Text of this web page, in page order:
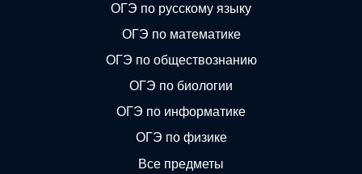
ОГЭ по русскому языку
ОГЭ по математике
ОГЭ по обществознанию
ОГЭ по биологии
ОГЭ по информатике
ОГЭ по физике
Все предметы